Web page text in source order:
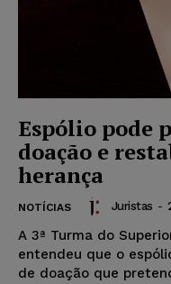
Espólio pode
doação e
herança
NOTÍCIAS Juristas -
A 3ª Turma do
entendeu que o
de doação que